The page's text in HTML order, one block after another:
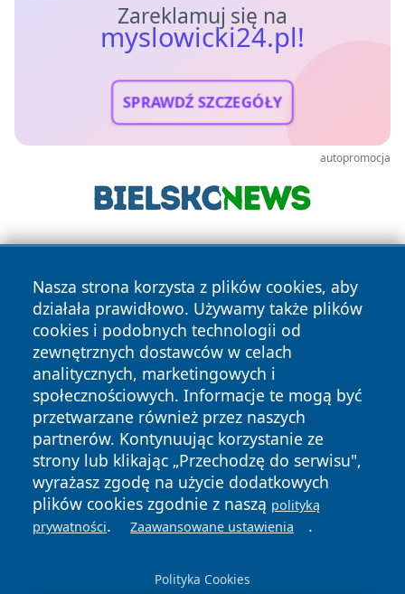
Zareklamuj się na
myslowicki24.pl!
SPRAWDŹ SZCZEGÓŁY
autopromocja
Nasza strona korzysta z plików cookies, aby
działała prawidłowo. Używamy także plików
cookies i podobnych technologii od
zewnętrznych dostawców w celach
analitycznych, marketingowych i
społecznościowych. Informacje te mogą być
przetwarzane również przez naszych
partnerów. Kontynuując korzystanie ze
strony lub klikając „Przechodzę do serwisu",
wyrażasz zgodę na użycie dodatkowych
plików cookies zgodnie z naszą polityką
prywatności. Zaawansowane ustawienia .
Polityka Cookies
Copyright © 2026 myslowicki24.pl Wszystkie prawa
zastrzeżone.
News Autorzy
Polityka
Prywatności
Polityka
Cookies